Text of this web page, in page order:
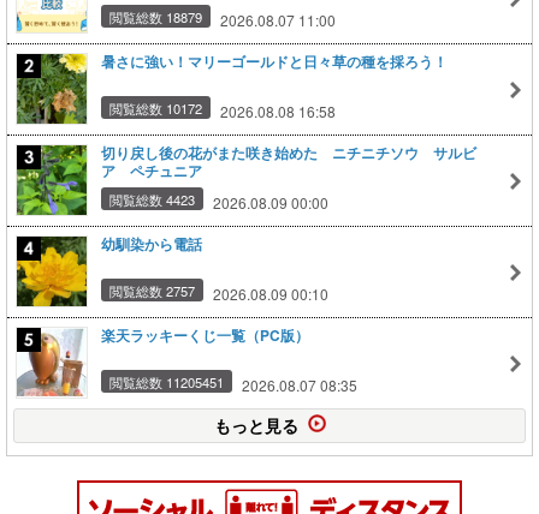
閲覧総数 18879 2026.08.07 11:00
暑さに強い！マリーゴールドと日々草の種を採ろう！
閲覧総数 10172 2026.08.08 16:58
切り戻し後の花がまた咲き始めた ニチニチソウ サルビ
ア ペチュニア
閲覧総数 4423 2026.08.09 00:00
幼馴染から電話
閲覧総数 2757 2026.08.09 00:10
楽天ラッキーくじ一覧（PC版）
閲覧総数 11205451 2026.08.07 08:35
もっと見る